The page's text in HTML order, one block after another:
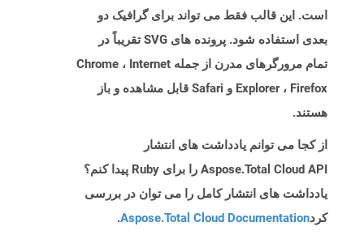
است. این قالب فقط می تواند برای گرافیک دو
بعدی استفاده شود. پرونده های SVG تقریباً در
تمام مرورگرهای مدرن از جمله Chrome ، Internet
Explorer ، Firefox و Safari قابل مشاهده و باز
هستند.
از کجا می توانم یادداشت های انتشار
Aspose.Total Cloud API را برای Ruby پیدا کنم؟
یادداشت های انتشار کامل را می توان در بررسی
کردAspose.Total Cloud Documentation
.